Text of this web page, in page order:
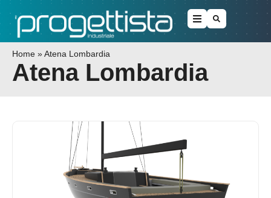
Home » Atena Lombardia
Atena Lombardia